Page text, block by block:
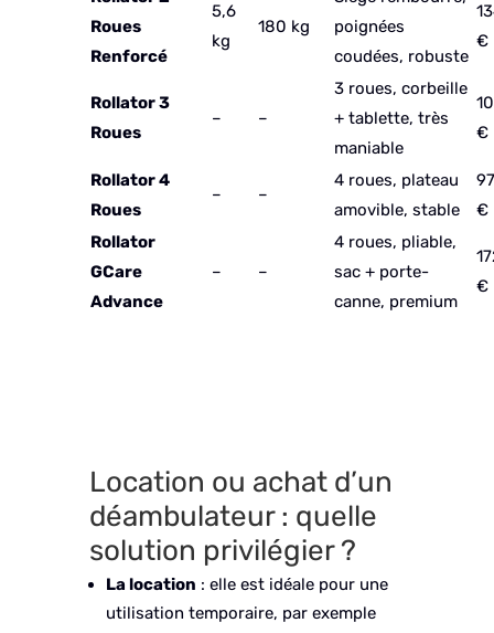
Roues
Renforcé
5,6
kg
180 kg
poignées
coudées, robuste
€
Rollator 3
Roues
– –
3 roues, corbeille
+ tablette, très
maniable
€
Rollator 4
Roues
– –
4 roues, plateau
amovible, stable
€
Rollator
GCare
Advance
– –
4 roues, pliable,
sac + porte-
canne, premium
€
Location ou achat d’un
déambulateur : quelle
solution privilégier ?
La location : elle est idéale pour une
utilisation temporaire, par exemple